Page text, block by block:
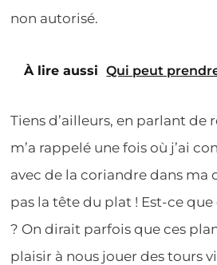
non autorisé.
À lire aussi Qui peut
Tiens d’ailleurs, en parlant de
m’a rappelé une fois où j’ai
avec de la coriandre dans ma
pas la tête du plat ! Est-ce que
? On dirait parfois que ces
plaisir à nous jouer des tours